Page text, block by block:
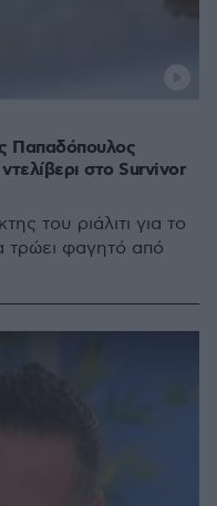
Παπαδόπουλος
στο Survivor
του ριάλιτι για το
τρώει φαγητό από